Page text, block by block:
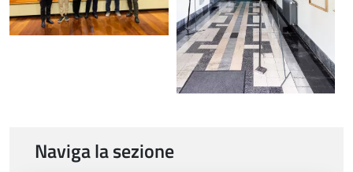
Naviga la sezione